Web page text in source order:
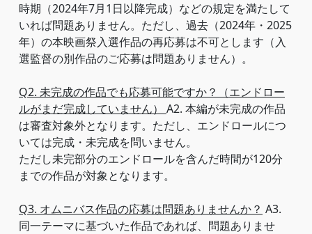
時期（2024年7月1日以降完成）などの規定を満たして
いれば問題ありません。ただし、過去（2024年・2025
年）の本映画祭入選作品の再応募は不可とします（入
選監督の別作品のご応募は問題ありません）。
Q2. 未完成の作品でも応募可能ですか？（エンドロー
ルがまだ完成していません） A2. 本編が未完成の作品
は審査対象外となります。ただし、エンドロールにつ
いては完成・未完成を問いません。
ただし未完部分のエンドロールを含んだ時間が120分
までの作品が対象となります。
Q3. オムニバス作品の応募は問題ありませんか？ A3.
同一テーマに基づいた作品であれば、問題ありませ